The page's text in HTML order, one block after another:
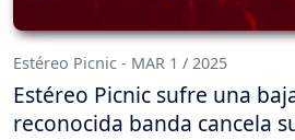
Estéreo Picnic - MAR 1 / 2025
Estéreo Picnic sufre una
reconocida banda cancela